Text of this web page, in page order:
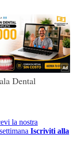
la nostra
Iscriviti alla